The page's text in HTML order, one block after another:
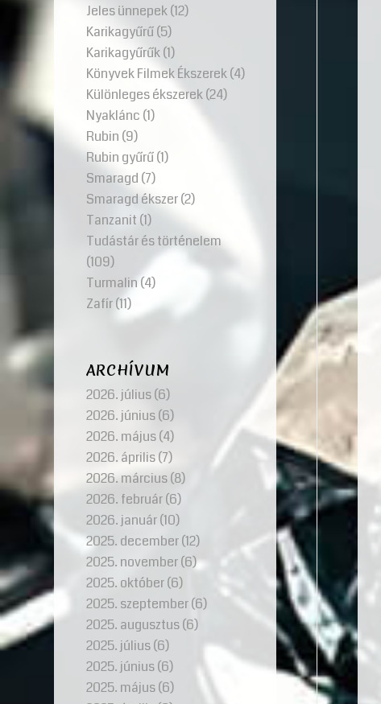
Jeles ünnepek(12)
Karikagyűrű(5)
Karikagyűrűk(1)
Könyvek Filmek Ékszerek(4)
Különleges ékszerek(24)
Nyaklánc (1)
Rubin (9)
Rubin gyűrű(1)
Smaragd (7)
Smaragd ékszer(2)
Tanzanit (1)
Tudástár és történelem
(109)
Turmalin (4)
Zafír(11)
ARCHÍVUM
2026. július(6)
2026. június(6)
2026. május(4)
2026. április(7)
2026. március(8)
2026. február(6)
2026. január(10)
2025. december(12)
2025. november(6)
2025. október(6)
2025. szeptember(6)
2025. augusztus(6)
2025. július(6)
2025. június(6)
2025. május(6)